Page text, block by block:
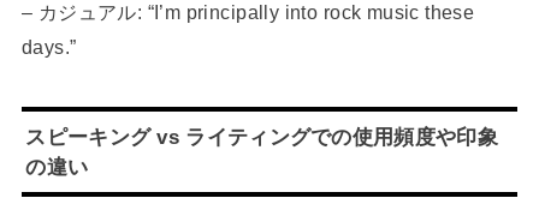
– カジュアル: “I’m principally into rock music these
days.”
スピーキング vs ライティングでの使用頻度や印象
の違い